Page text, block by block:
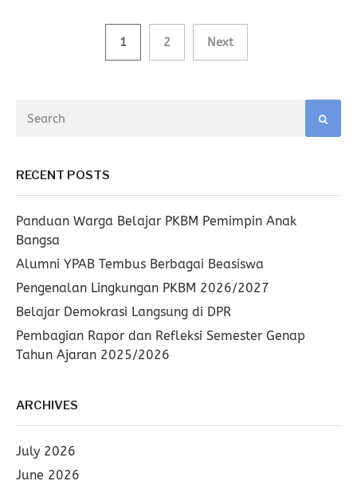
1 2 Next
RECENT POSTS
Panduan Warga Belajar PKBM Pemimpin Anak
Bangsa
Alumni YPAB Tembus Berbagai Beasiswa
Pengenalan Lingkungan PKBM 2026/2027
Belajar Demokrasi Langsung di DPR
Pembagian Rapor dan Refleksi Semester Genap
Tahun Ajaran 2025/2026
ARCHIVES
July 2026
June 2026